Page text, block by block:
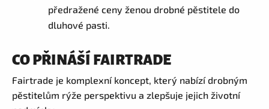
předražené ceny ženou drobné pěstitele do
dluhové pasti.
CO PŘINÁŠÍ FAIRTRADE
Fairtrade je komplexní koncept, který nabízí drobným
pěstitelům rýže perspektivu a zlepšuje jejich životní